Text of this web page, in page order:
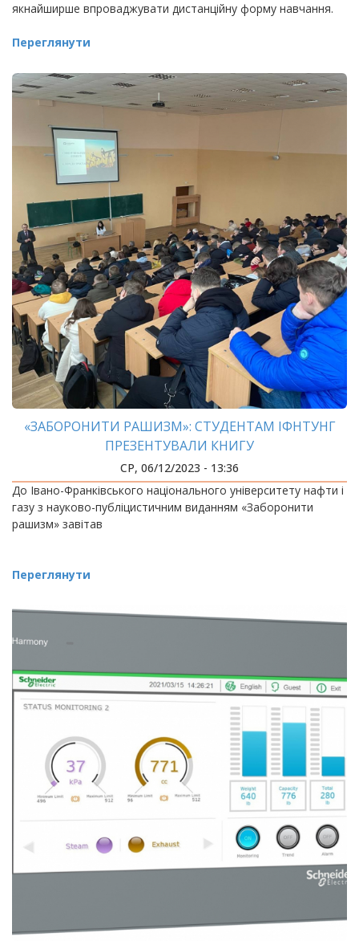
якнайширше впроваджувати дистанційну форму навчання.
Переглянути
«ЗАБОРОНИТИ РАШИЗМ»: СТУДЕНТАМ ІФНТУНГ
ПРЕЗЕНТУВАЛИ КНИГУ
СР, 06/12/2023 - 13:36
До Івано-Франківського національного університету нафти і
газу з науково-публіцистичним виданням «Заборонити
рашизм» завітав
Переглянути